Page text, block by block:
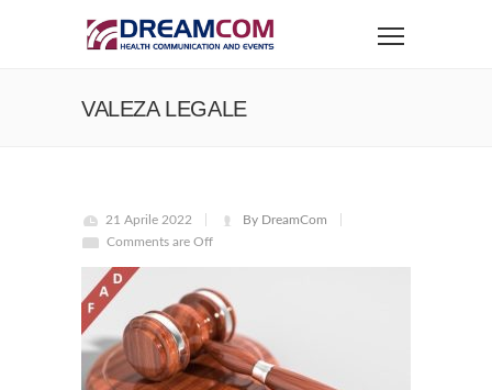
VALEZA LEGALE
21 Aprile 2022
By DreamCom
Comments are Off